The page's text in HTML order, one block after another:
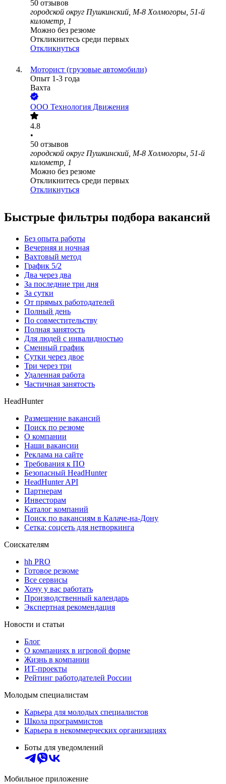
50 отзывов
городской округ Пушкинский, М-8 Холмогоры, 51-й
километр, 1
Можно без резюме
Откликнитесь среди первых
Откликнуться
Моторист (грузовые автомобили)
Опыт 1-3 года
Вахта
ООО Технология Движения
4.8
•
50 отзывов
городской округ Пушкинский, М-8 Холмогоры, 51-й
километр, 1
Можно без резюме
Откликнитесь среди первых
Откликнуться
Быстрые фильтры подбора вакансий
Без опыта работы
Вечерняя и ночная
Вахтовый метод
График 5/2
Два через два
За последние три дня
За сутки
От прямых работодателей
Полный день
По совместительству
Полная занятость
Для людей с инвалидностью
Сменный график
Сутки через двое
Три через три
Удаленная работа
Частичная занятость
HeadHunter
Размещение вакансий
Поиск по резюме
О компании
Наши вакансии
Реклама на сайте
Требования к ПО
Безопасный HeadHunter
HeadHunter API
Партнерам
Инвесторам
Каталог компаний
Поиск по вакансиям в Калаче-на-Дону
Сетка: соцсеть для нетворкинга
Соискателям
hh PRO
Готовое резюме
Все сервисы
Хочу у вас работать
Производственный календарь
Экспертная рекомендация
Новости и статьи
Блог
О компаниях в игровой форме
Жизнь в компании
ИТ-проекты
Рейтинг работодателей России
Молодым специалистам
Карьера для молодых специалистов
Школа программистов
Карьера в некоммерческих организациях
Боты для уведомлений
Мобильное приложение